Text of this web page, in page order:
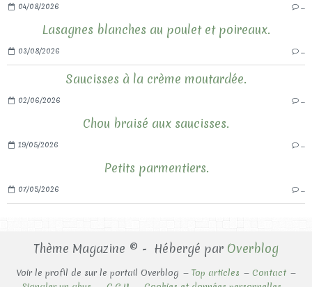
04/08/2026
Lasagnes blanches au poulet et poireaux.
03/08/2026
Saucisses à la crème moutardée.
02/06/2026
Chou braisé aux saucisses.
19/05/2026
Petits parmentiers.
07/05/2026
Thème Magazine © - Hébergé par Overblog
Voir le profil de sur le portail Overblog Top articles
Contact